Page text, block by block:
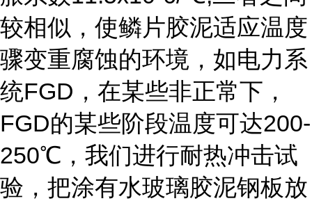
较相似，使鳞片胶泥适应温度
骤变重腐蚀的环境，如电力系
统FGD ，在某些非正常下，
FGD的某些阶段温度可达200-
250℃，我们进行耐热冲击试
验，把涂有水玻璃胶泥钢板放